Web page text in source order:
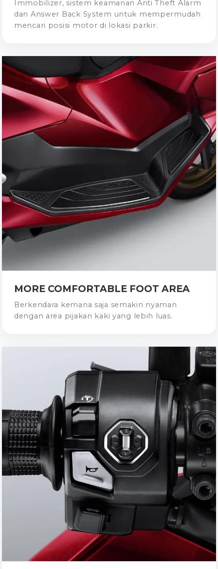
Immobilizer, sistem keamanan Anti Theft Alarm
dan Answer Back System untuk mempermudah
mencari posisi motor di lokasi parkir.
MORE COMFORTABLE FOOT AREA
Berkendara kemana saja semakin nyaman
dengan area pijakan kaki yang lebih luas.